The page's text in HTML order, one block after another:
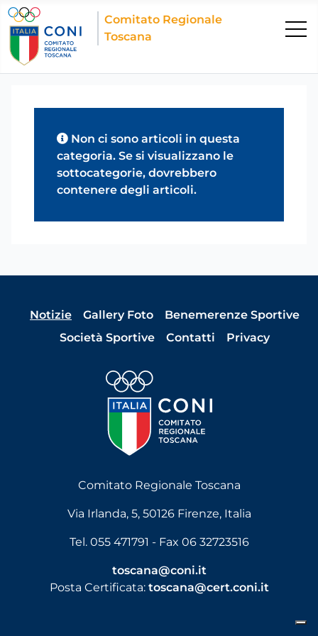
Comitato Regionale
Toscana
Info
Non ci sono articoli in questa
categoria. Se si visualizzano le
sottocategorie, dovrebbero
contenere degli articoli.
Notizie Gallery Foto
Benemerenze Sportive
Società Sportive
Contatti Privacy
Comitato Regionale Toscana
Via Irlanda, 5, 50126 Firenze, Italia
Tel. 055 471791 - Fax 06 32723516
toscana@coni.it
Posta Certificata: toscana@cert.coni.it